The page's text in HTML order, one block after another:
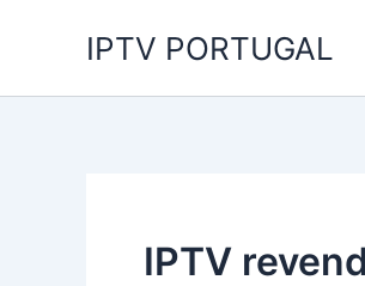
IPTV PORTUGAL
IPTV